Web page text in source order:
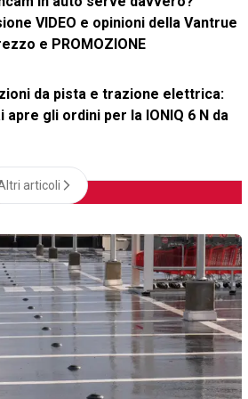
VIDEO e opinioni della Vantrue
e PROMOZIONE
da pista e trazione elettrica:
apre gli ordini per la IONIQ 6 N da
articoli